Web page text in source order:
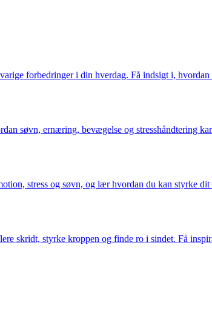
forbedringer i din hverdag. Få indsigt i,
søvn, ernæring, bevægelse og stresshåndtering
stress og søvn, og lær hvordan du kan styrke
skridt, styrke kroppen og finde ro i sindet. Få